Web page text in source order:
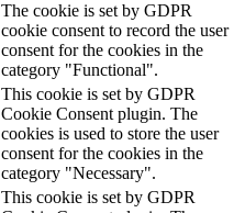
The cookie is set by GDPR
cookie consent to record the user
consent for the cookies in the
category "Functional".
This cookie is set by GDPR
Cookie Consent plugin. The
cookies is used to store the user
consent for the cookies in the
category "Necessary".
This cookie is set by GDPR